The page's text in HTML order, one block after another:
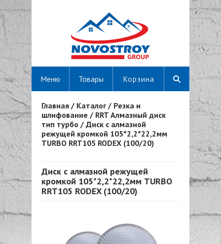
Корзина
Меню Товары
Вы здесь
Главная / Каталог / Резка и
шлифование / RRT Алмазный диск
тип турбо / Диск с алмазной
режущей кромкой 105*2,2*22,2мм
TURBO RRT105 RODEX (100/20)
Диск с алмазной режущей
кромкой 105*2,2*22,2мм TURBO
RRT105 RODEX (100/20)